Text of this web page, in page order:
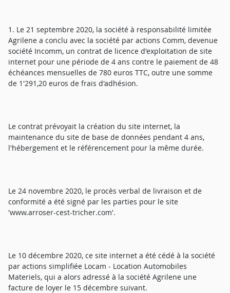
1. Le 21 septembre 2020, la société à responsabilité limitée
Agrilene a conclu avec la société par actions Comm, devenue
société Incomm, un contrat de licence d'exploitation de site
internet pour une période de 4 ans contre le paiement de 48
échéances mensuelles de 780 euros TTC, outre une somme
de 1'291,20 euros de frais d'adhésion.
Le contrat prévoyait la création du site internet, la
maintenance du site de base de données pendant 4 ans,
l'hébergement et le référencement pour la même durée.
Le 24 novembre 2020, le procès verbal de livraison et de
conformité a été signé par les parties pour le site
'www.arroser-cest-tricher.com'.
Le 10 décembre 2020, ce site internet a été cédé à la société
par actions simplifiée Locam - Location Automobiles
Materiels, qui a alors adressé à la société Agrilene une
facture de loyer le 15 décembre suivant.